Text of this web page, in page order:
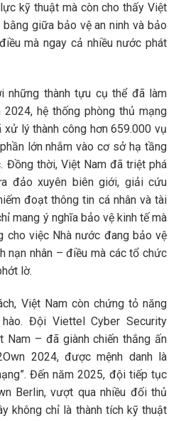
kỹ thuật mà còn cho thấy Việt
giữa bảo vệ an ninh và bảo
mà ngay cả nhiều nước phát
những thành tựu cụ thể đã làm
hệ thống phòng thủ mạng
lý thành công hơn 659.000 vụ
lớn nhắm vào cơ sở hạ tầng
Đồng thời, Việt Nam đã triệt phá
đảo xuyên biên giới, giải cứu
đoạt thông tin cá nhân và tài
mang ý nghĩa bảo vệ kinh tế mà
cho việc Nhà nước đang bảo vệ
nạn nhân – điều mà các tổ chức
lờ.
Việt Nam còn chứng tỏ năng
Đội Viettel Cyber Security
Nam – đã giành chiến thắng ấn
2024, được mệnh danh là
Đến năm 2025, đội tiếp tục
Berlin, vượt qua nhiều đối thủ
không chỉ là thành tích kỹ thuật